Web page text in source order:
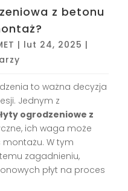
z betonu
| lut 24, 2025 |
to ważna decyzja
Jednym z
ogrodzeniowe z
ich waga może
W tym
zagadnieniu,
płyt na proces